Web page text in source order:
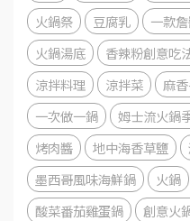
火鍋祭
豆腐乳 一款
火鍋湯底
香辣粉創意吃
涼拌料理
涼拌菜 麻
一次做一鍋
姆士流火鍋
烤肉醬
地中海香草鹽
墨西哥風味海鮮鍋
火鍋
酸菜番茄雞蛋鍋
創意火